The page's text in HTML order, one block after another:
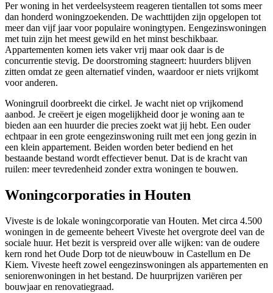
Per woning in het verdeelsysteem reageren tientallen tot soms meer
dan honderd woningzoekenden. De wachttijden zijn opgelopen tot
meer dan vijf jaar voor populaire woningtypen. Eengezinswoningen
met tuin zijn het meest gewild en het minst beschikbaar.
Appartementen komen iets vaker vrij maar ook daar is de
concurrentie stevig. De doorstroming stagneert: huurders blijven
zitten omdat ze geen alternatief vinden, waardoor er niets vrijkomt
voor anderen.
Woningruil doorbreekt die cirkel. Je wacht niet op vrijkomend
aanbod. Je creëert je eigen mogelijkheid door je woning aan te
bieden aan een huurder die precies zoekt wat jij hebt. Een ouder
echtpaar in een grote eengezinswoning ruilt met een jong gezin in
een klein appartement. Beiden worden beter bediend en het
bestaande bestand wordt effectiever benut. Dat is de kracht van
ruilen: meer tevredenheid zonder extra woningen te bouwen.
Woningcorporaties in Houten
Viveste is de lokale woningcorporatie van Houten. Met circa 4.500
woningen in de gemeente beheert Viveste het overgrote deel van de
sociale huur. Het bezit is verspreid over alle wijken: van de oudere
kern rond het Oude Dorp tot de nieuwbouw in Castellum en De
Kiem. Viveste heeft zowel eengezinswoningen als appartementen en
seniorenwoningen in het bestand. De huurprijzen variëren per
bouwjaar en renovatiegraad.